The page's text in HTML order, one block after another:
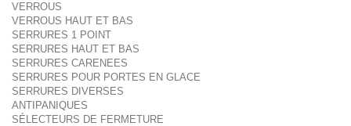
VERROUS
VERROUS HAUT ET BAS
SERRURES 1 POINT
SERRURES HAUT ET BAS
SERRURES CARENEES
SERRURES POUR PORTES EN GLACE
SERRURES DIVERSES
ANTIPANIQUES
SÉLECTEURS DE FERMETURE